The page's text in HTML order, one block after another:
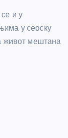
и у
у сеоску
живот мештана